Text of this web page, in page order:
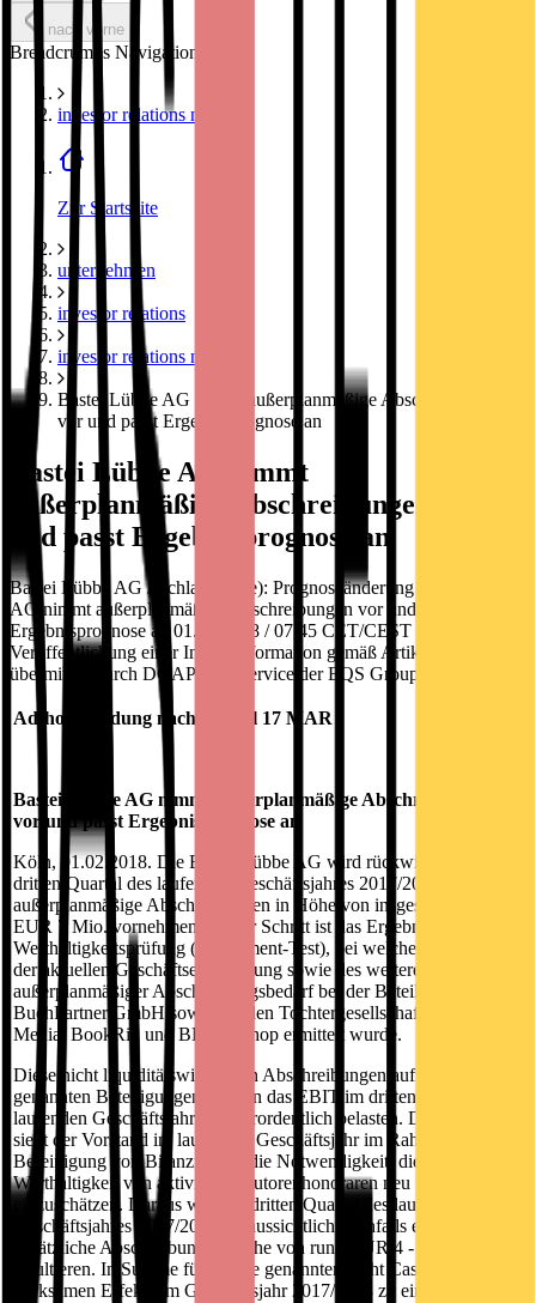
nach vorne
Breadcrumbs Navigation
investor relations news
Zur Startseite
unternehmen
investor relations
investor relations news
Bastei Lübbe AG nimmt außerplanmäßige Abschreibungen
vor und passt Ergebnisprognose an
Bastei Lübbe AG nimmt
außerplanmäßige Abschreibungen vor
und passt Ergebnisprognose an
Bastei Lübbe AG / Schlagwort(e): Prognoseänderung Bastei Lübbe
AG nimmt außerplanmäßige Abschreibungen vor und passt
Ergebnisprognose an 01.02.2018 / 07:45 CET/CEST
Veröffentlichung einer Insiderinformation gemäß Artikel 17 MAR,
übermittelt durch DGAP - ein Service der EQS Group AG. Für den
Ad-hoc-Meldung nach Artikel 17 MAR
Bastei Lübbe AG nimmt außerplanmäßige Abschreibungen
vor und passt Ergebnisprognose an
Köln, 01.02.2018. Die Bastei Lübbe AG wird rückwirkend zum
dritten Quartal des laufenden Geschäftsjahres 2017/2018
außerplanmäßige Abschreibungen in Höhe von insgesamt rund
EUR 7 Mio. vornehmen. Dieser Schritt ist das Ergebnis einer
Werthaltigkeitsprüfung (Impairment-Test), bei welcher aufgrund
der aktuellen Geschäftsentwicklung sowie des weiteren Ausblicks
außerplanmäßiger Abschreibungsbedarf bei der Beteiligung
BuchPartner GmbH sowie bei den Tochtergesellschaften Bastei
Media, BookRix und BEAM Shop ermittelt wurde.
Diese nicht liquiditätswirksamen Abschreibungen auf die
genannten Beteiligungen werden das EBIT im dritten Quartal des
laufenden Geschäftsjahres außerordentlich belasten. Des Weiteren
sieht der Vorstand im laufenden Geschäftsjahr im Rahmen der
Bereinigung von Bilanzrisiken die Notwendigkeit, die
Werthaltigkeit von aktivierten Autorenhonoraren neu
einzuschätzen. Daraus wird im dritten Quartal des laufenden
Geschäftsjahres 2017/2018 voraussichtlich ebenfalls eine
zusätzliche Abschreibung in Höhe von rund EUR 4 - 5 Mio.
resultieren. In Summe führen die genannten nicht Cashflow-
wirksamen Effekte im Geschäftsjahr 2017/2018 zu einer